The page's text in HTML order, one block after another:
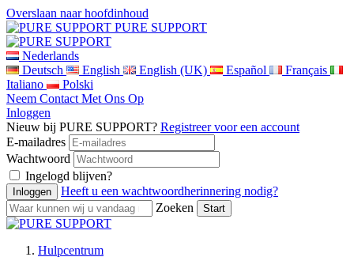
Overslaan naar hoofdinhoud
PURE SUPPORT
Nederlands
Deutsch
English English (UK) Español
Français
Italiano
Polski
Neem Contact Met Ons Op
Inloggen
Nieuw bij PURE SUPPORT? Registreer voor een account
E-mailadres
Wachtwoord
Ingelogd blijven?
Heeft u een wachtwoordherinnering nodig?
Zoeken
Hulpcentrum